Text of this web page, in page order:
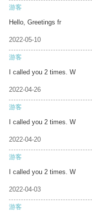
游客
Hello, Greetings fr
2022-05-10
游客
I called you 2 times. W
2022-04-26
游客
I called you 2 times. W
2022-04-20
游客
I called you 2 times. W
2022-04-03
游客